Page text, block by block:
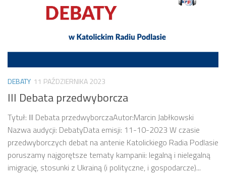
DEBATY 11 PAŹDZIERNIKA 2023
III Debata przedwyborcza
Tytuł: III Debata przedwyborczaAutor:Marcin Jabłkowski
Nazwa audycji: DebatyData emisji: 11-10-2023 W czasie
przedwyborczych debat na antenie Katolickiego Radia Podlasie
poruszamy najgorętsze tematy kampanii: legalną i nielegalną
imigrację, stosunki z Ukrainą (i polityczne, i gospodarcze)...